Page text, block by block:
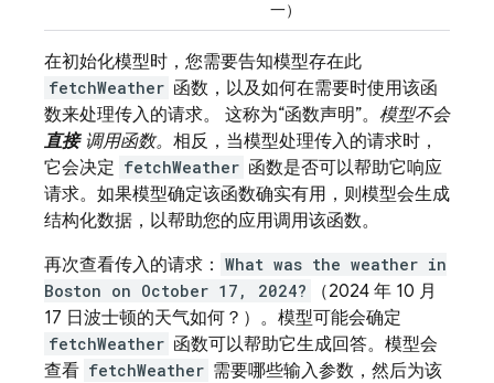
一）
在初始化模型时，您需要告知模型存在此
fetchWeather 函数，以及如何在需要时使用该函
数来处理传入的请求。 这称为“函数声明”。 模型不会
直接调用函数。 相反，当模型处理传入的请求时，
它会决定 fetchWeather 函数是否可以帮助它响应
请求。如果模型确定该函数确实有用，则模型会生成
结构化数据，以帮助您的应用调用该函数。
再次查看传入的请求： What was the weather in
Boston on October 17, 2024?
（2024 年 10 月
17 日波士顿的天气如何？）。模型可能会确定
fetchWeather 函数可以帮助它生成回答。模型会
查看 fetchWeather 需要哪些输入参数，然后为该